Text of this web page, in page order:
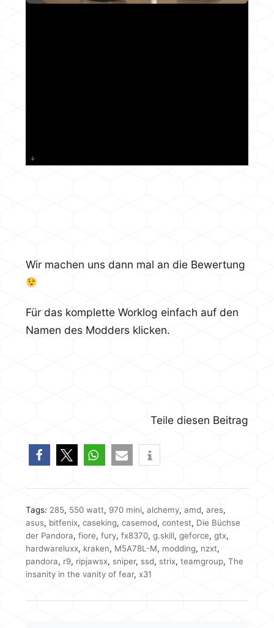
Wir machen uns dann mal an die Bewertung
Für das komplette Worklog einfach auf den
Namen des Modders klicken.
Teile diesen Beitrag
Tags: 285, 550 watt, 970 mini, alchemy, amd, ares,
asus, bitfenix, caseking, casemod, contest, Die Büchse
der Pandora, fiore, fury, fx8370, g.skill, geforce, gtx,
hardwareluxx, kraken, M5A78L-M, modding, nzxt,
pandora, r9, ripjawsx, sniper, ssd, strix, teamgroup, The
insanity in the vanity of fear, x31